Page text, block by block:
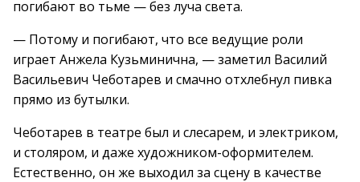
погибают во тьме — без луча света.
— Потому и погибают, что все ведущие роли
играет Анжела Кузьминична, — заметил Василий
Васильевич Чеботарев и смачно отхлебнул пивка
прямо из бутылки.
Чеботарев в театре был и слесарем, и электриком,
и столяром, и даже художником-оформителем.
Естественно, он же выходил за сцену в качестве